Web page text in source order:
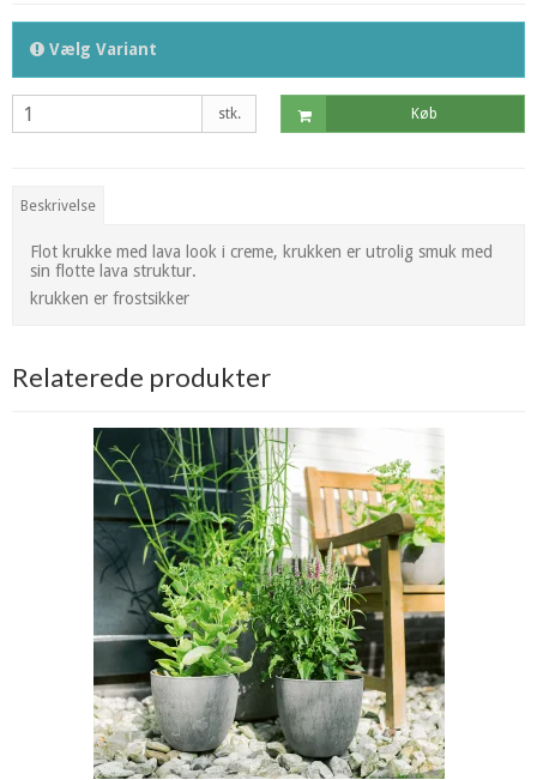
Vælg Variant
stk. Køb
Beskrivelse
Flot krukke med lava look i creme, krukken er utrolig smuk med
sin flotte lava struktur.
krukken er frostsikker
Relaterede produkter